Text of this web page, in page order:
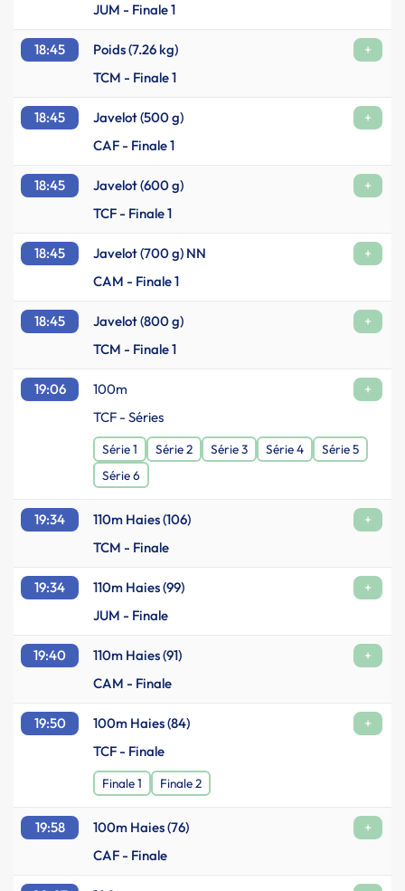
JUM - Finale 1
18:45 Poids (7.26 kg)
+
TCM - Finale 1
18:45 Javelot (500 g)
+
CAF - Finale 1
18:45 Javelot (600 g)
+
TCF - Finale 1
18:45 Javelot (700 g) NN
+
CAM - Finale 1
18:45 Javelot (800 g)
+
TCM - Finale 1
19:06 100m
+
TCF - Séries
Série 1 Série 2 Série 3 Série 4
Série 5
Série 6
19:34 110m Haies (106)
+
TCM - Finale
19:34 110m Haies (99)
+
JUM - Finale
19:40 110m Haies (91)
+
CAM - Finale
19:50 100m Haies (84)
+
TCF - Finale
Finale 1 Finale 2
19:58 100m Haies (76)
+
CAF - Finale